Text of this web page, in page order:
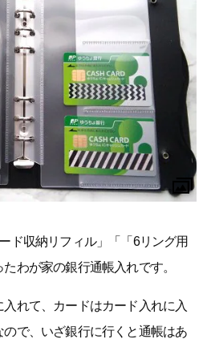
ド収納リフィル」「「6リング用
わが家の銀行通帳入れです。
れて、カードはカード入れに入
で、いざ銀行に行くと通帳はあ